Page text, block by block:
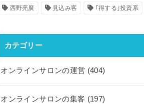
西野亮廣 見込み客 ｢得する｣投資系
カテゴリー
オンラインサロンの運営 (404)
オンラインサロンの集客 (197)